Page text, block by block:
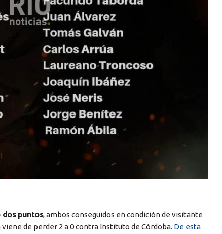
dos puntos, ambos conseguidos en condición de visitante
de perder 2 a 0 contra Instituto de Córdoba. De esta